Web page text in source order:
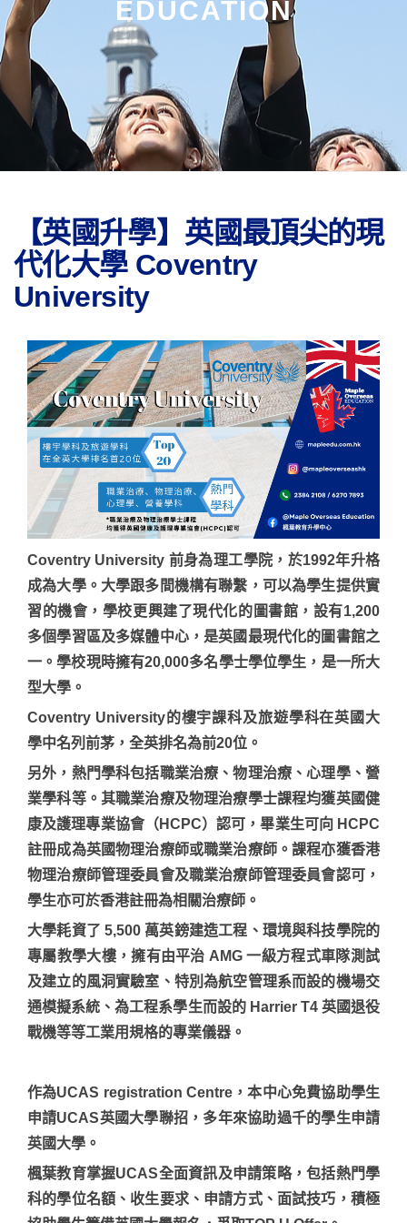
EDUCATION
【英國升學】英國最頂尖的現
代化大學 Coventry
University
Coventry University 前身為理工學院，於1992年升格
成為大學。大學跟多間機構有聯繫，可以為學生提供實
習的機會，學校更興建了現代化的圖書館，設有1,200
多個學習區及多媒體中心，是英國最現代化的圖書館之
一。學校現時擁有20,000多名學士學位學生，是一所大
型大學。
Coventry University的樓宇課科及旅遊學科在英國大
學中名列前茅，全英排名為前20位。
另外，熱門學科包括職業治療、物理治療、心理學、營
業學科等。其職業治療及物理治療學士課程均獲英國健
康及護理專業協會（HCPC）認可，畢業生可向 HCPC
註冊成為英國物理治療師或職業治療師。課程亦獲香港
物理治療師管理委員會及職業治療師管理委員會認可，
學生亦可於香港註冊為相關治療師。
大學耗資了 5,500 萬英鎊建造工程、環境與科技學院的
專屬教學大樓，擁有由平治 AMG 一級方程式車隊測試
及建立的風洞實驗室、特別為航空管理系而設的機場交
通模擬系統、為工程系學生而設的 Harrier T4 英國退役
戰機等等工業用規格的專業儀器。
作為UCAS registration Centre，本中心免費協助學生
申請UCAS英國大學聯招，多年來協助過千的學生申請
英國大學。
楓葉教育掌握UCAS全面資訊及申請策略，包括熱門學
科的學位名額、收生要求、申請方式、面試技巧，積極